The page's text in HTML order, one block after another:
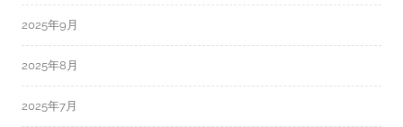
2025年9月
2025年8月
2025年7月